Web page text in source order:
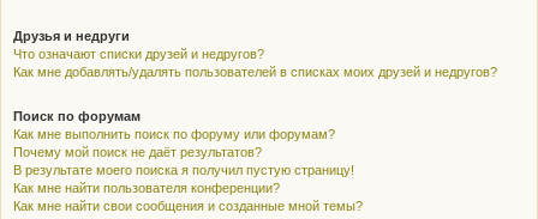
Друзья и недруги
Что означают списки друзей и недругов?
Как мне добавлять/удалять пользователей в списках моих друзей и недругов?
Поиск по форумам
Как мне выполнить поиск по форуму или форумам?
Почему мой поиск не даёт результатов?
В результате моего поиска я получил пустую страницу!
Как мне найти пользователя конференции?
Как мне найти свои сообщения и созданные мной темы?